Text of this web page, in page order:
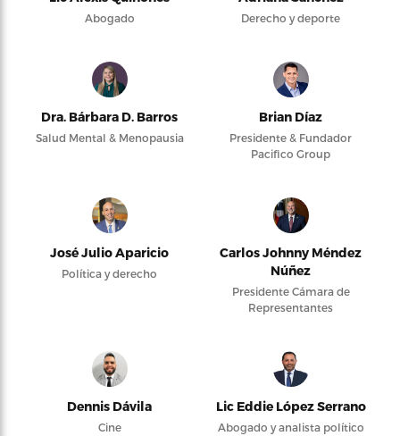
Abogado Derecho y deporte
Dra. Bárbara D. Barros
Salud Mental & Menopausia
Brian Díaz
Presidente & Fundador
Pacifico Group
José Julio Aparicio
Política y derecho
Carlos Johnny Méndez
Núñez
Presidente Cámara de
Representantes
Dennis Dávila
Cine
Lic Eddie López Serrano
Abogado y analista político